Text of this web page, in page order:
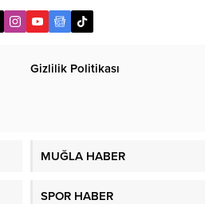
Gizlilik Politikası
MUĞLA HABER
SPOR HABER